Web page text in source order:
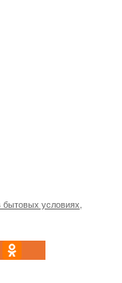
бытовых условиях